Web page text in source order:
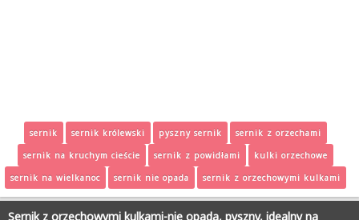
sernik sernik królewski pyszny sernik
sernik z orzechami
sernik na kruchym cieście
sernik z powidłami
kulki orzechowe
sernik na wielkanoc
sernik nie opada sernik z orzechowymi kulkami
Sernik z orzechowymi kulkami-nie opada, pyszny, idealny na